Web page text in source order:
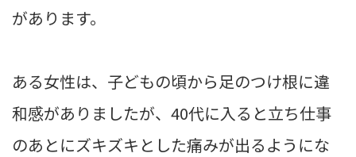
があります。
ある女性は、子どもの頃から足のつけ根に違
和感がありましたが、40代に入ると立ち仕事
のあとにズキズキとした痛みが出るようにな